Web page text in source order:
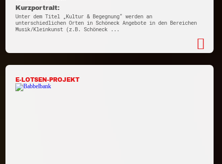
Kurzportrait:
Unter dem Titel „Kultur & Begegnung“ werden an
unterschiedlichen Orten in Schöneck Angebote in den Bereichen
Musik/Kleinkunst (z.B. Schöneck ...
E-LOTSEN-PROJEKT